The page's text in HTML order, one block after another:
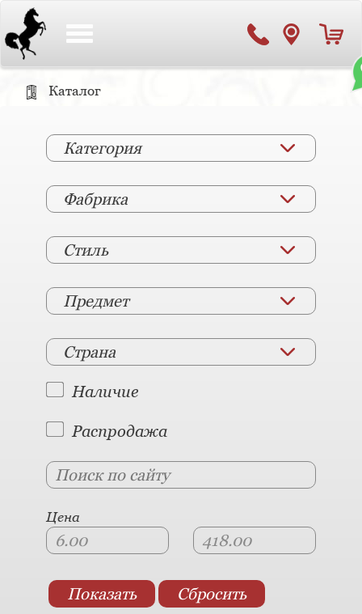
Каталог
Категория
Фабрика
Стиль
Предмет
Страна
Наличие
Распродажа
Цена